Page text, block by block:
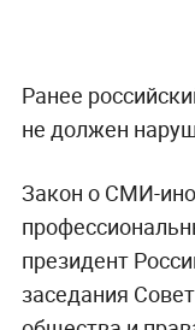
Ранее
не должен
Закон о СМИ-
президент
заседания